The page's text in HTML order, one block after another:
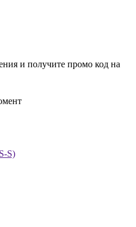
и получите промо код на
S)